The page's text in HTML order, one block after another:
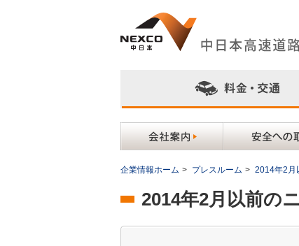
企業情報ホーム > プレスルーム > 2014年2月
2014年2月以前の